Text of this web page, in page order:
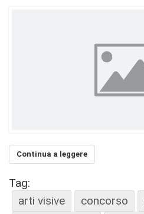
Continua a leggere
Tag:
arti visive
concorso